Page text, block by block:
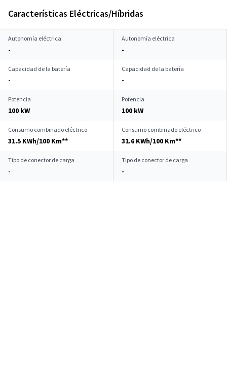
Características Eléctricas/Híbridas
Autonomía eléctrica
-
Autonomía eléctrica
-
Capacidad de la batería
-
Capacidad de la batería
-
Potencia
100 kW
Potencia
100 kW
Consumo combinado eléctrico
31.5 KWh/100 Km**
Consumo combinado eléctrico
31.6 KWh/100 Km**
Tipo de conector de carga
-
Tipo de conector de carga
-